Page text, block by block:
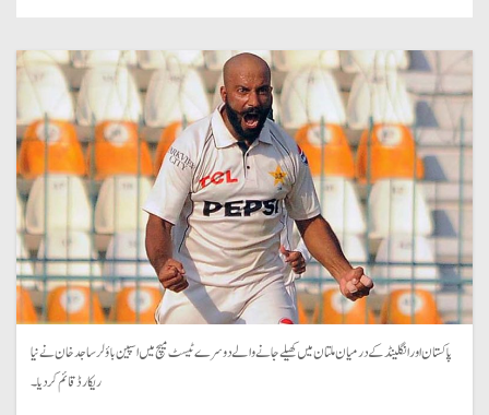
پاکستان اور انگلینڈ کے درمیان ملتان میں کھیلے جانے والے دوسرے ٹیسٹ میچ میں اسپین باؤلر ساجد خان نے نیا
ریکارڈ قائم کر دیا۔